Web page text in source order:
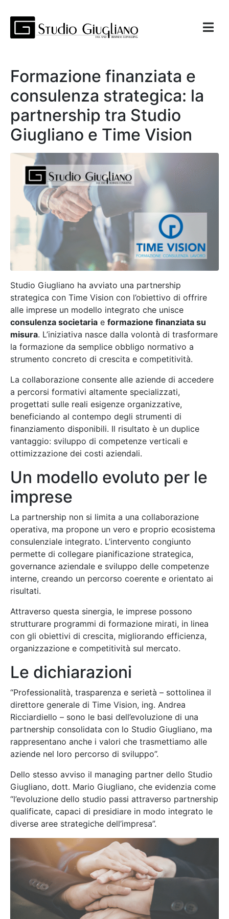
Formazione finanziata e
consulenza strategica: la
partnership tra Studio
Giugliano e Time Vision
Studio Giugliano ha avviato una partnership
strategica con Time Vision con l’obiettivo di offrire
alle imprese un modello integrato che unisce
consulenza societaria e formazione finanziata su
misura. L’iniziativa nasce dalla volontà di trasformare
la formazione da semplice obbligo normativo a
strumento concreto di crescita e competitività.
La collaborazione consente alle aziende di accedere
a percorsi formativi altamente specializzati,
progettati sulle reali esigenze organizzative,
beneficiando al contempo degli strumenti di
finanziamento disponibili. Il risultato è un duplice
vantaggio: sviluppo di competenze verticali e
ottimizzazione dei costi aziendali.
Un modello evoluto per le
imprese
La partnership non si limita a una collaborazione
operativa, ma propone un vero e proprio ecosistema
consulenziale integrato. L’intervento congiunto
permette di collegare pianificazione strategica,
governance aziendale e sviluppo delle competenze
interne, creando un percorso coerente e orientato ai
risultati.
Attraverso questa sinergia, le imprese possono
strutturare programmi di formazione mirati, in linea
con gli obiettivi di crescita, migliorando efficienza,
organizzazione e competitività sul mercato.
Le dichiarazioni
“Professionalità, trasparenza e serietà – sottolinea il
direttore generale di Time Vision, ing. Andrea
Ricciardiello – sono le basi dell’evoluzione di una
partnership consolidata con lo Studio Giugliano, ma
rappresentano anche i valori che trasmettiamo alle
aziende nel loro percorso di sviluppo”.
Dello stesso avviso il managing partner dello Studio
Giugliano, dott. Mario Giugliano, che evidenzia come
“l’evoluzione dello studio passi attraverso partnership
qualificate, capaci di presidiare in modo integrato le
diverse aree strategiche dell’impresa”.